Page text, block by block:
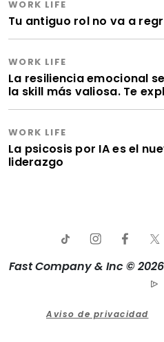
WORK LIFE
Tu antiguo rol no va a
WORK LIFE
La resiliencia emocional
la skill más valiosa. Te
WORK LIFE
La psicosis por IA es el
liderazgo
Fast Company & Inc ©
Aviso de privacidad